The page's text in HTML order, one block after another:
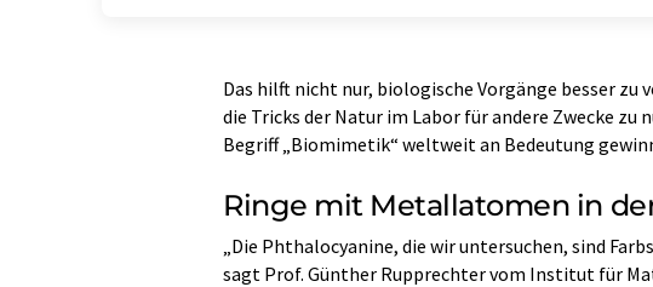
Das hilft nicht nur, biologische Vorgänge besser zu
die Tricks der Natur im Labor für andere Zwecke
Begriff „Biomimetik“ weltweit an Bedeutung
Ringe mit Metallatomen in
„Die Phthalocyanine, die wir untersuchen, sind
sagt Prof. Günther Rupprechter vom Institut für